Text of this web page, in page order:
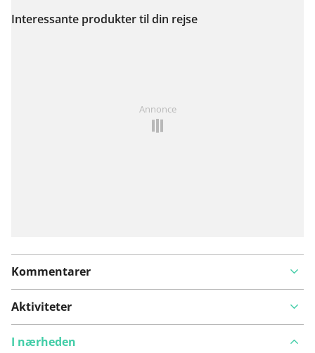
Se på kort
Interessante produkter til din rejse
Annonce
Kommentarer
Aktiviteter
I nærheden